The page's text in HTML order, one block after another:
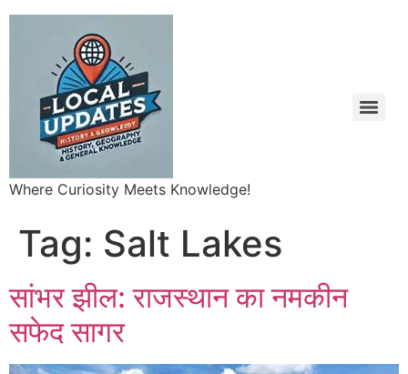
Where Curiosity Meets Knowledge!
Tag: Salt Lakes
सांभर झील: राजस्थान का नमकीन
सफेद सागर